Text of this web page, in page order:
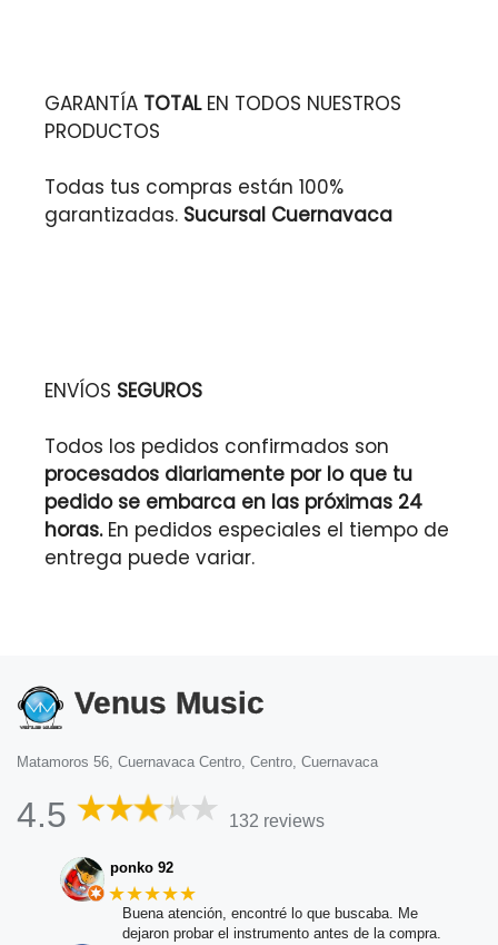
GARANTÍA TOTALEN TODOS NUESTROS
PRODUCTOS
Todas tus compras están 100%
garantizadas. Sucursal Cuernavaca
ENVÍOS SEGUROS
Todos los pedidos confirmados son
procesados diariamente por lo que tu
pedido se embarca en las próximas 24
horas.En pedidos especiales el tiempo de
entrega puede variar.
Venus Music
Matamoros 56, Cuernavaca Centro, Centro, Cuernavaca
4.5 132 reviews
ponko 92
★★★★★
Buena atención, encontré lo que buscaba. Me
dejaron probar el instrumento antes de la compra.